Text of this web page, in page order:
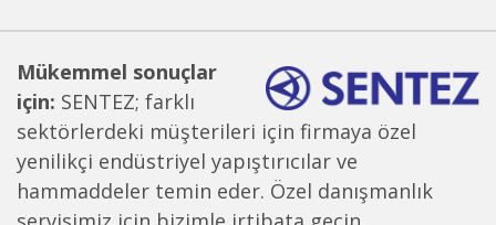
Mükemmel sonuçlar
için: SENTEZ; farklı
sektörlerdeki müşterileri için firmaya özel
yenilikçi endüstriyel yapıştırıcılar ve
hammaddeler temin eder. Özel danışmanlık